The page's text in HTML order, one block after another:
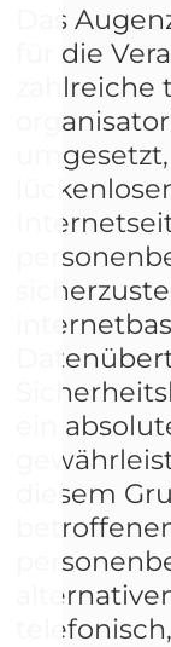
Das
für die
ein
diesem